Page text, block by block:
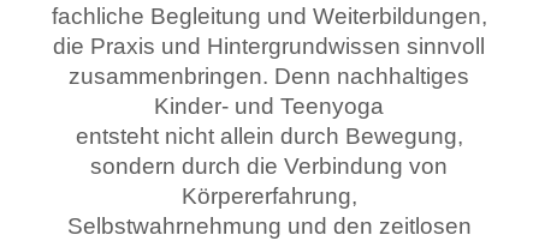
fachliche Begleitung und Weiterbildungen,
die Praxis und Hintergrundwissen sinnvoll
zusammenbringen. Denn nachhaltiges
Kinder- und Teenyoga
entsteht nicht allein durch Bewegung,
sondern durch die Verbindung von
Körpererfahrung,
Selbstwahrnehmung und den zeitlosen